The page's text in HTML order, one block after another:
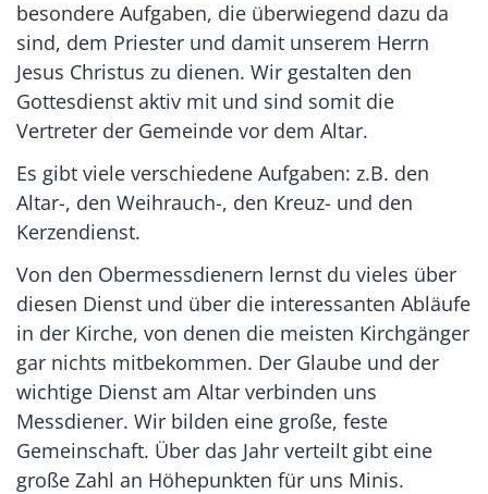
besondere Aufgaben, die überwiegend dazu da
sind, dem Priester und damit unserem Herrn
Jesus Christus zu dienen. Wir gestalten den
Gottesdienst aktiv mit und sind somit die
Vertreter der Gemeinde vor dem Altar.
Es gibt viele verschiedene Aufgaben: z.B. den
Altar-, den Weihrauch-, den Kreuz- und den
Kerzendienst.
Von den Obermessdienern lernst du vieles über
diesen Dienst und über die interessanten Abläufe
in der Kirche, von denen die meisten Kirchgänger
gar nichts mitbekommen. Der Glaube und der
wichtige Dienst am Altar verbinden uns
Messdiener. Wir bilden eine große, feste
Gemeinschaft. Über das Jahr verteilt gibt eine
große Zahl an Höhepunkten für uns Minis.